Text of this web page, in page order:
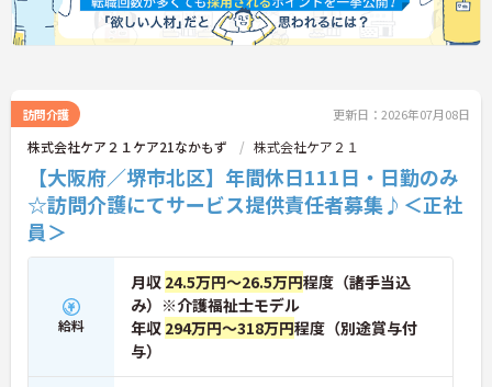
訪問介護 更新日：2026年07月08日
株式会社ケア２１ケア21なかもず 株式会社ケア２１
【大阪府／堺市北区】年間休日111日・日勤のみ
☆訪問介護にてサービス提供責任者募集♪＜正社
員＞
給料
月収 24.5万円～26.5万円程度（諸手当込
み）※介護福祉士モデル
年収 294万円～318万円程度（別途賞与付
与）